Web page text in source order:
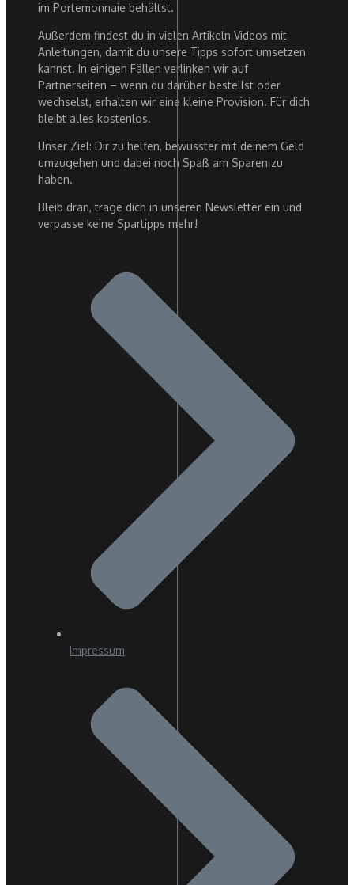
im Portemonnaie behältst.
Außerdem findest du in vielen Artikeln Videos mit
Anleitungen, damit du unsere Tipps sofort umsetzen
kannst. In einigen Fällen verlinken wir auf
Partnerseiten – wenn du darüber bestellst oder
wechselst, erhalten wir eine kleine Provision. Für dich
bleibt alles kostenlos.
Unser Ziel: Dir zu helfen, bewusster mit deinem Geld
umzugehen und dabei noch Spaß am Sparen zu
haben.
Bleib dran, trage dich in unseren Newsletter ein und
verpasse keine Spartipps mehr!
Impressum